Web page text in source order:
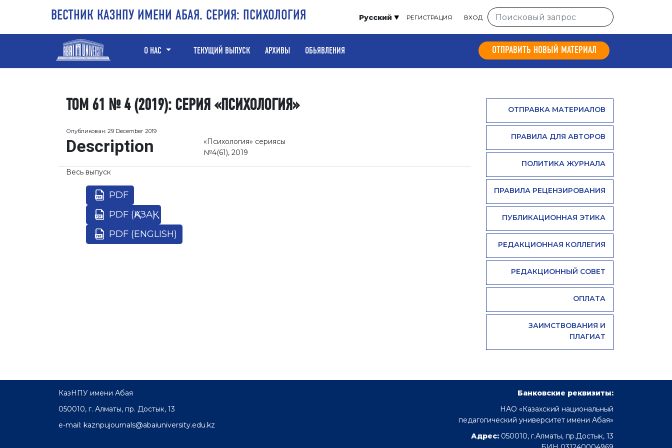
Русский
РЕГИСТРАЦИЯ ВХОД
ВЕСТНИК КАЗНПУ ИМЕНИ АБАЯ. СЕРИЯ: ПСИХОЛОГИЯ
О НАС ТЕКУЩИЙ ВЫПУСК АРХИВЫ ОБЬЯВЛЕНИЯ ОТПРАВИТЬ НОВЫЙ МАТЕРИАЛ
ТОМ 61 № 4 (2019): СЕРИЯ «ПСИХОЛОГИЯ»
Опубликован: 29 December 2019
Description
«Психология» сериясы
№4(61), 2019
Весь выпуск
PDF
PDF (ҚАЗАҚ)
PDF (ENGLISH)
ОТПРАВКА МАТЕРИАЛОВ
ПРАВИЛА ДЛЯ АВТОРОВ
ПОЛИТИКА ЖУРНАЛА
ПРАВИЛА РЕЦЕНЗИРОВАНИЯ
ПУБЛИКАЦИОННАЯ ЭТИКА
РЕДАКЦИОННАЯ КОЛЛЕГИЯ
РЕДАКЦИОННЫЙ СОВЕТ
ОПЛАТА
ЗАИМСТВОВАНИЯ И
ПЛАГИАТ
КазНПУ имени Абая
050010, г. Алматы, пр. Достык, 13
e-mail: kaznpujournals@abaiuniversity.edu.kz
Банковские реквизиты:
НАО «Казахский национальный
педагогический университет имени Абая»
Адрес: 050010, г.Алматы, пр.Достык, 13